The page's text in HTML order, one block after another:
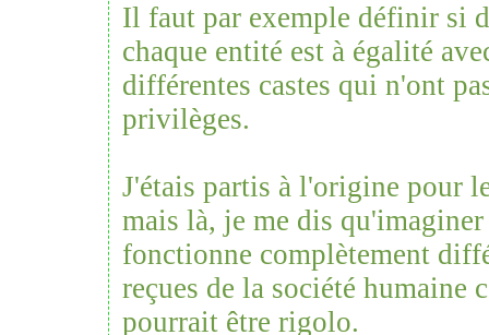
Il faut par exemple définir si
chaque entité est à égalité
différentes castes qui n'ont
privilèges.
J'étais partis à l'origine pour
mais là, je me dis
fonctionne complètement
reçues de la société humaine
pourrait être rigolo.